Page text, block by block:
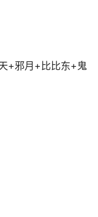
+邪月+比比东+鬼